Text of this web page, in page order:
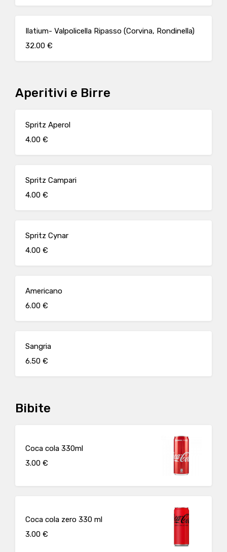
Ilatium- Valpolicella Ripasso (Corvina, Rondinella)
32.00 €
Aperitivi e Birre
Spritz Aperol
4.00 €
Spritz Campari
4.00 €
Spritz Cynar
4.00 €
Americano
6.00 €
Sangria
6.50 €
Bibite
Coca cola 330ml
3.00 €
Coca cola zero 330 ml
3.00 €